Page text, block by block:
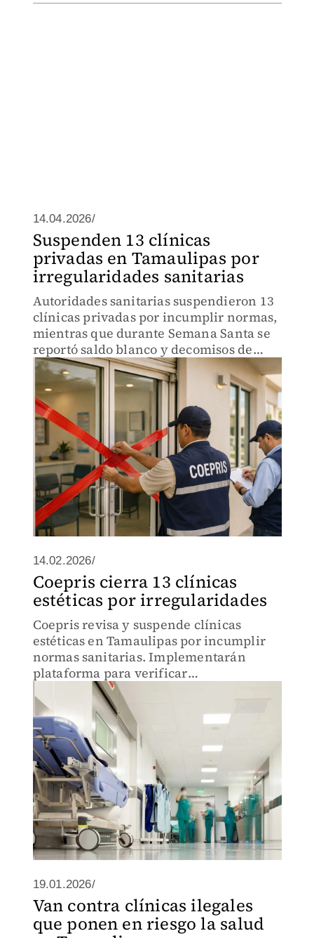
14.04.2026/
Suspenden 13 clínicas
privadas en Tamaulipas por
irregularidades sanitarias
Autoridades sanitarias suspendieron 13
clínicas privadas por incumplir normas,
mientras que durante Semana Santa se
reportó saldo blanco y decomisos de
productos para proteger la salud
pública.
14.02.2026/
Coepris cierra 13 clínicas
estéticas por irregularidades
Coepris revisa y suspende clínicas
estéticas en Tamaulipas por incumplir
normas sanitarias. Implementarán
plataforma para verificar
establecimientos seguros.
19.01.2026/
Van contra clínicas ilegales
que ponen en riesgo la salud